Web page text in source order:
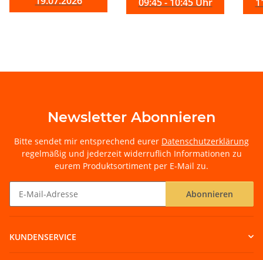
Newsletter Abonnieren
Bitte sendet mir entsprechend eurer Datenschutzerklärung
regelmäßig und jederzeit widerruflich Informationen zu
eurem Produktsortiment per E-Mail zu.
Abonnieren
KUNDENSERVICE